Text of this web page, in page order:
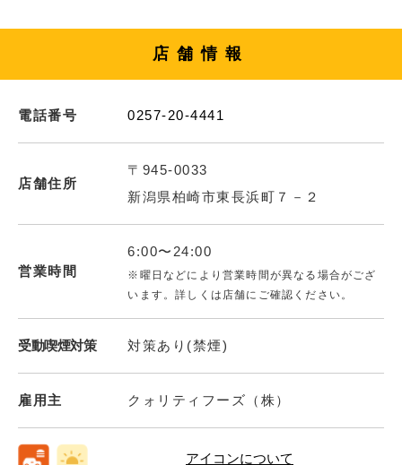
店舗情報
電話番号 0257-20-4441
店舗住所
〒945-0033
新潟県柏崎市東長浜町７－２
営業時間
6:00〜24:00
※曜日などにより営業時間が異なる場合がござ
います。詳しくは店舗にご確認ください。
受動喫煙対策 対策あり(禁煙)
雇用主 クォリティフーズ（株）
アイコンについて